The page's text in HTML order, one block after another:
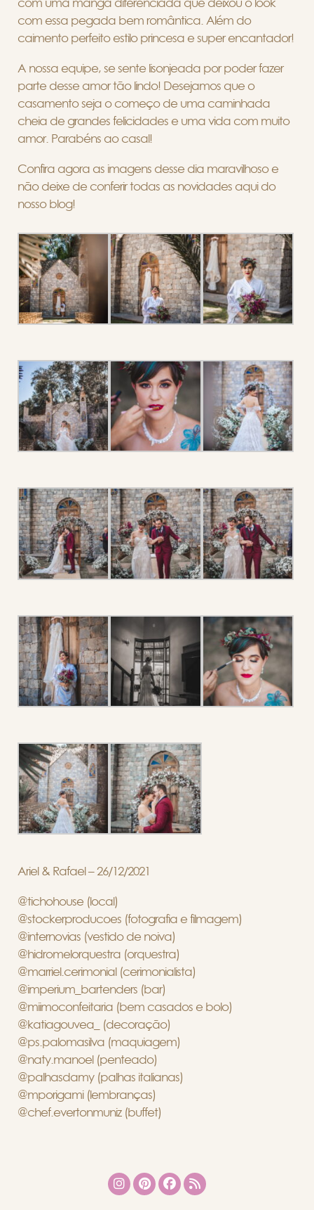
com uma manga diferenciada que deixou o look
com essa pegada bem romântica. Além do
caimento perfeito estilo princesa e super encantador!
A nossa equipe, se sente lisonjeada por poder fazer
parte desse amor tão lindo! Desejamos que o
casamento seja o começo de uma caminhada
cheia de grandes felicidades e uma vida com muito
amor. Parabéns ao casal!
Confira agora as imagens desse dia maravilhoso e
não deixe de conferir todas as novidades aqui do
nosso blog!
Ariel & Rafael – 26/12/2021
@tichohouse (local)
@stockerproducoes (fotografia e filmagem)
@internovias (vestido de noiva)
@hidromelorquestra (orquestra)
@marriel.cerimonial (cerimonialista)
@imperium_bartenders (bar)
@miimoconfeitaria (bem casados e bolo)
@katiagouvea_ (decoração)
@ps.palomasilva (maquiagem)
@naty.manoel (penteado)
@palhasdamy (palhas italianas)
@mporigami (lembranças)
@chef.evertonmuniz (buffet)